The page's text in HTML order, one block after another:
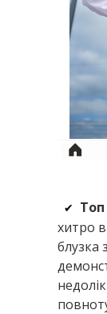
✔
хитро
блузка